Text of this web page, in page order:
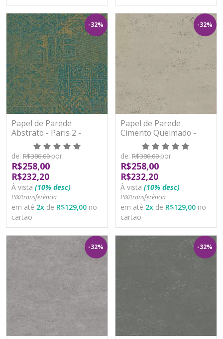
-32%
Papel de Parede
Abstrato - Paris 2 -
PA100805R - Vinílico -
TNT
de: R$380,00por:
R$258,00
R$232,20
À vista (10% desc)
PIX/transferência
em até 2x de R$129,00 no
cartão
-32%
Papel de Parede
Cimento Queimado -
Paris 2 - PA100901R -
Vinílico - TNT
de: R$380,00por:
R$258,00
R$232,20
À vista (10% desc)
PIX/transferência
em até 2x de R$129,00 no
cartão
-32% -32%